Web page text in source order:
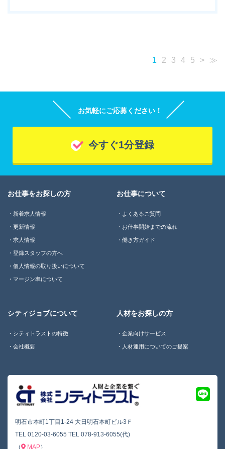
1 2 3 4 5 > ≫
お気軽にご応募ください！
今すぐ1分登録
明石市本町1丁目1-24 大日明石本町ビル3Ｆ
TEL 0120-03-6055 TEL 078-913-6055(代)
（
MAP）
お仕事をお探しの方
新着求人情報
更新情報
求人情報
登録スタッフの方へ
個人情報の取り扱いについて
マージン率について
お仕事について
よくあるご質問
お仕事開始までの流れ
働き方ガイド
シティジョブについて
シティトラストの特徴
会社概要
人材をお探しの方
企業向けサービス
人材運用についてのご提案